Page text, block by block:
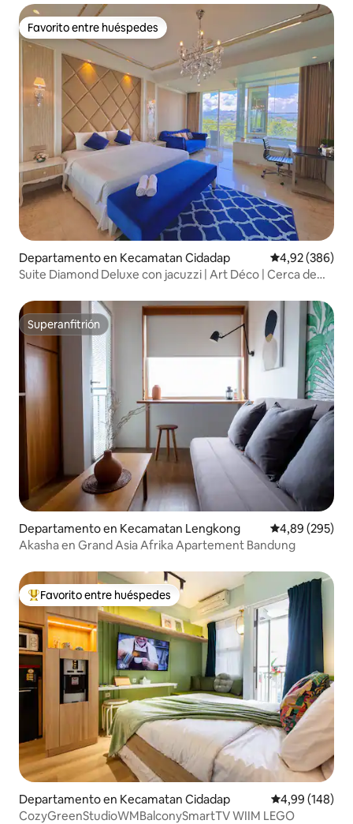
Favorito entre huéspedes
Favorito entre huéspedes
Departamento en Kecamatan Cidadap Calificación
4,92 (386)
Suite Diamond Deluxe con jacuzzi | Art Déco | Cerca de
Superanfitrión
Superanfitrión
Departamento en Kecamatan Lengkong Calificación
4,89 (295)
Akasha en Grand Asia Afrika Apartement Bandung
Favorito entre los huéspedes más destacados
Favorito entre huéspedes
Departamento en Kecamatan Cidadap Calificación
4,99 (148)
CozyGreenStudioWMBalconySmartTV WIIM LEGO